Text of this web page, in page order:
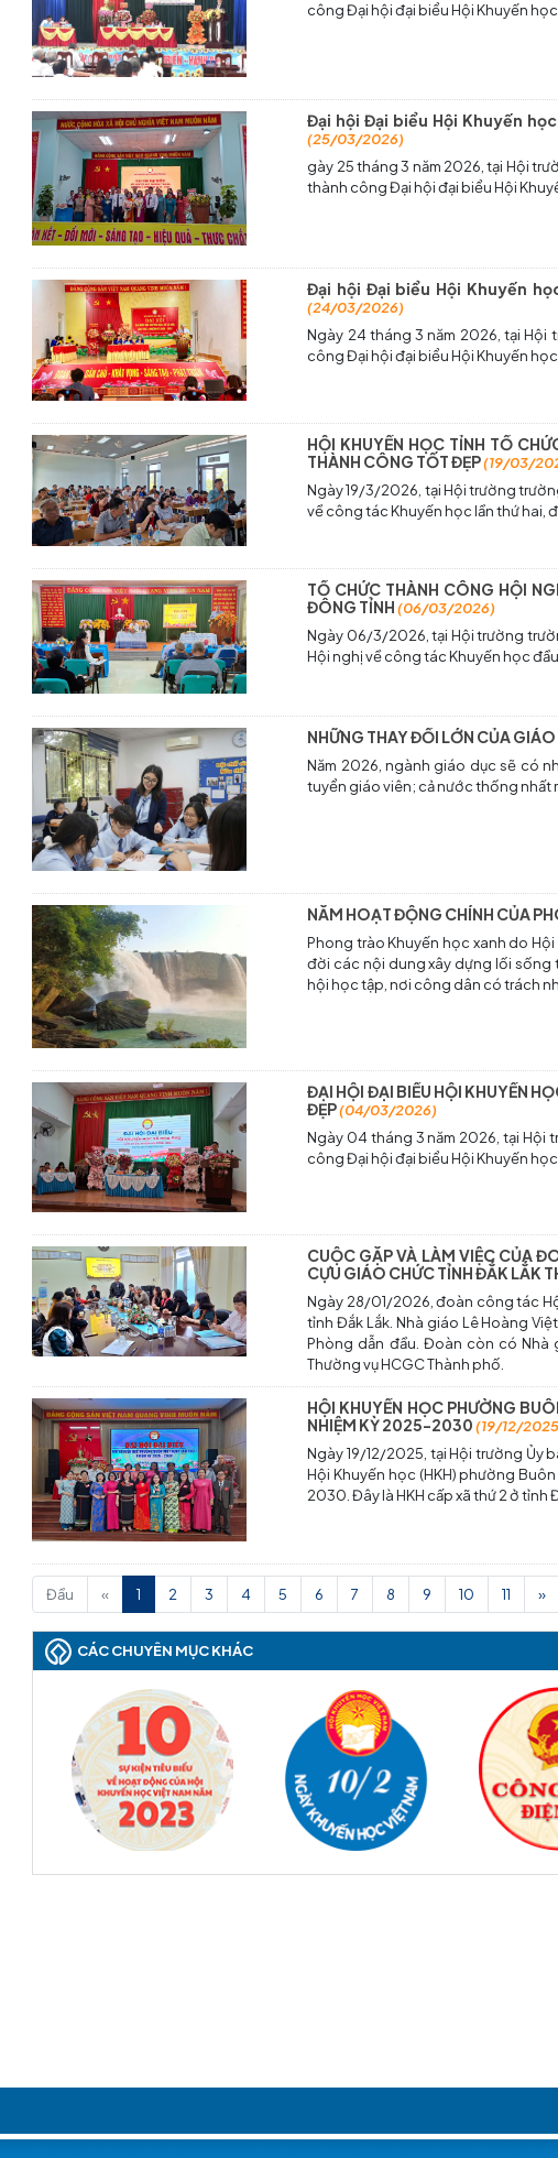
công Đại hội đại biểu Hội Khuyến
Đại hội Đại biểu Hội Khuyến
(25/03/2026)
gày 25 tháng 3 năm 2026, tại Hội
thành công Đại hội đại biểu Hội
Đại hội Đại biểu Hội Khuyến
(24/03/2026)
Ngày 24 tháng 3 năm 2026, tại Hội
công Đại hội đại biểu Hội Khuyến
HỘI KHUYẾN HỌC TỈNH TỔ
THÀNH CÔNG TỐT ĐẸP(19/03/
Ngày 19/3/2026, tại Hội trường
về công tác Khuyến học lần thứ hai,
TỔ CHỨC THÀNH CÔNG HỘI
ĐÔNG TỈNH(06/03/2026)
Ngày 06/3/2026, tại Hội trường
Hội nghị về công tác Khuyến học
NHỮNG THAY ĐỔI LỚN CỦA
Năm 2026, ngành giáo dục sẽ có
tuyển giáo viên; cả nước thống nhất
NĂM HOẠT ĐỘNG CHÍNH CỦA
Phong trào Khuyến học xanh do
đời các nội dung xây dựng lối sống
hội học tập, nơi công dân có trách
ĐẠI HỘI ĐẠI BIỂU HỘI KHUYẾN
ĐẸP(04/03/2026)
Ngày 04 tháng 3 năm 2026, tại Hội
công Đại hội đại biểu Hội Khuyến
CUỘC GẶP VÀ LÀM VIỆC CỦA
CỰU GIÁO CHỨC TỈNH ĐẮK LẮK
Ngày 28/01/2026, đoàn công tác
tỉnh Đắk Lắk. Nhà giáo Lê Hoàng
Phòng dẫn đầu. Đoàn còn có Nhà
Thường vụ HCGC Thành phố.
HỘI KHUYẾN HỌC PHƯỜNG
NHIỆM KỲ 2025-2030(19/12/
Ngày 19/12/2025, tại Hội trường Ủy
Hội Khuyến học (HKH) phường
2030. Đây là HKH cấp xã thứ 2 ở tỉnh
Đầu « 1 (current)
2 3 4 5 6 7 8 9 10 11 »
CÁC CHUYÊN MỤC KHÁC